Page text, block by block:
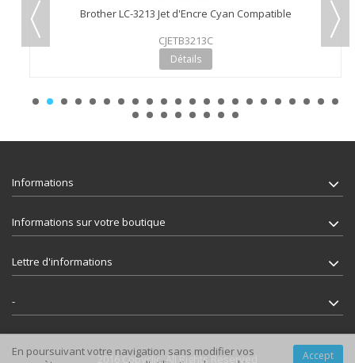
Brother LC-3213 Jet d'Encre Cyan Compatible
CJETB3213C
Détails
Informations
Informations sur votre boutique
Lettre d'informations
-
2016 Copyclic. All Rights Reserved Accept
En poursuivant votre navigation sans modifier vos